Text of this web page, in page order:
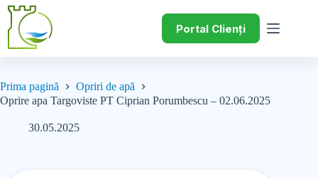
Portal Clienți
Prima pagină
Opriri de apă
Oprire apa Targoviste PT Ciprian Porumbescu – 02.06.2025
30.05.2025